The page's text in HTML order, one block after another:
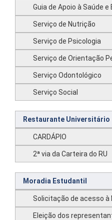
Guia de Apoio à Saúde
Serviço de Nutrição
Serviço de Psicologia
Serviço de Orientação
Serviço Odontológico
Serviço Social
Restaurante Universitário
CARDÁPIO
2ª via da Carteira do RU
Moradia Estudantil
Solicitação de acesso à
Eleição dos